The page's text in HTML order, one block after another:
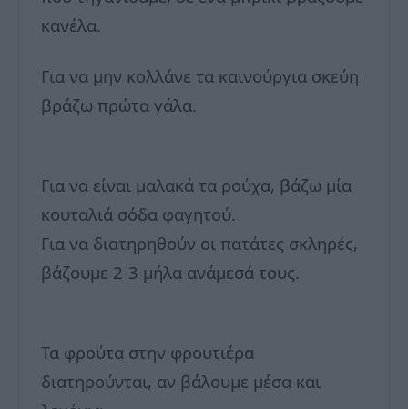
κανέλα.
Για να μην κολλάνε τα καινούργια σκεύη
βράζω πρώτα γάλα.
Για να είναι μαλακά τα ρούχα, βάζω μία
κουταλιά σόδα φαγητού.
Για να διατηρηθούν οι πατάτες σκληρές,
βάζουμε 2-3 μήλα ανάμεσά τους.
Τα φρούτα στην φρουτιέρα
διατηρούνται, αν βάλουμε μέσα και